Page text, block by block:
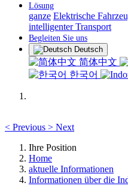
Lösung
ganze Elektrische
intelligenter Transport
Begleiten Sie uns
Deutsch
简体中文
한국어
< Previous > Next
Ihre Position
Home
aktuelle Informationen
Informationen über die